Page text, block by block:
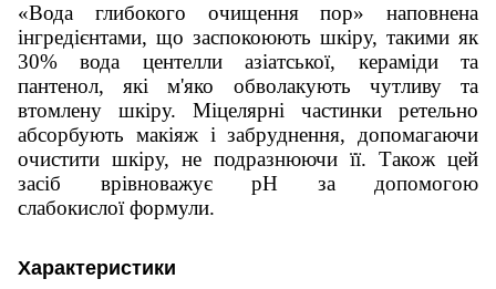
«Вода глибокого очищення пор» наповнена
інгредієнтами, що заспокоюють шкіру, такими як
30% вода центелли азіатської, кераміди та
пантенол, які м'яко обволакують чутливу та
втомлену шкіру. Міцелярні частинки ретельно
абсорбують макіяж і забруднення, допомагаючи
очистити шкіру, не подразнюючи її. Також цей
засіб врівноважує рН за допомогою
слабокислої формули.
Характеристики